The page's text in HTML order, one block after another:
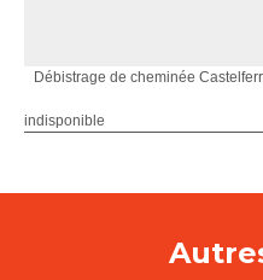
Débistrage de cheminée
indisponible